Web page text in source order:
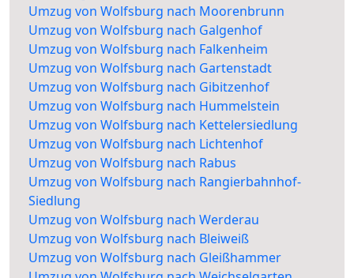
Umzug von Wolfsburg nach Moorenbrunn
Umzug von Wolfsburg nach Galgenhof
Umzug von Wolfsburg nach Falkenheim
Umzug von Wolfsburg nach Gartenstadt
Umzug von Wolfsburg nach Gibitzenhof
Umzug von Wolfsburg nach Hummelstein
Umzug von Wolfsburg nach Kettelersiedlung
Umzug von Wolfsburg nach Lichtenhof
Umzug von Wolfsburg nach Rabus
Umzug von Wolfsburg nach Rangierbahnhof-
Siedlung
Umzug von Wolfsburg nach Werderau
Umzug von Wolfsburg nach Bleiweiß
Umzug von Wolfsburg nach Gleißhammer